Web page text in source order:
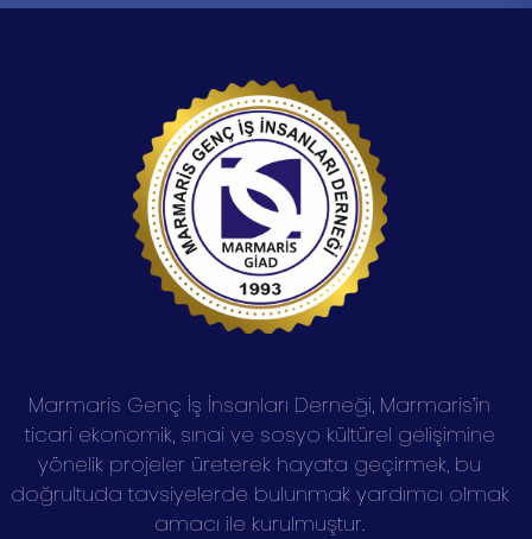
Marmaris Genç İş İnsanları Derneği, Marmaris’in
ticari ekonomik, sınai ve sosyo kültürel gelişimine
yönelik projeler üreterek hayata geçirmek, bu
doğrultuda tavsiyelerde bulunmak yardımcı olmak
amacı ile kurulmuştur.